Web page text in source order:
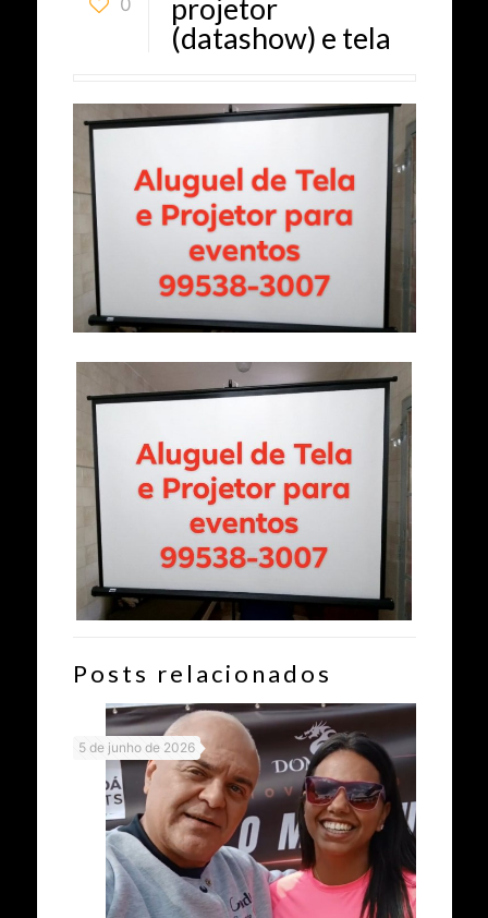
0
projetor
(datashow) e tela
Posts relacionados
5 de junho de 2026